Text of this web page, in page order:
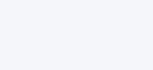
را برای ورود کودکان به این فعالیت ها